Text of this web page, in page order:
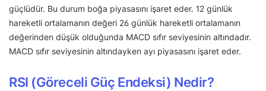
güçlüdür. Bu durum boğa piyasasını işaret eder. 12 günlük
hareketli ortalamanın değeri 26 günlük hareketli ortalamanın
değerinden düşük olduğunda MACD sıfır seviyesinin altındadır.
MACD sıfır seviyesinin altındayken ayı piyasasını işaret eder.
RSI (Göreceli Güç Endeksi) Nedir?